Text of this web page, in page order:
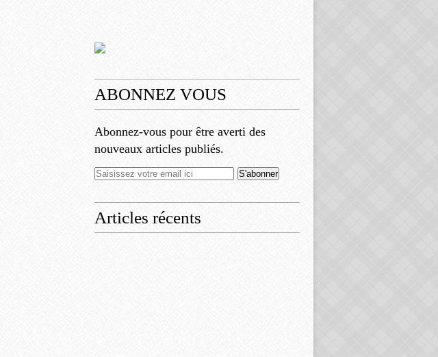
ABONNEZ VOUS
Abonnez-vous pour être averti des
nouveaux articles publiés.
Articles récents